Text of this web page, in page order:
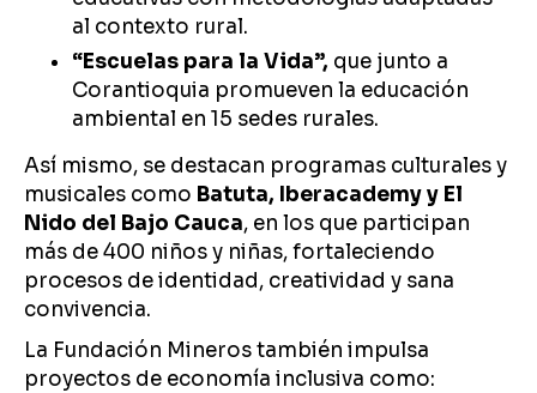
al contexto rural.
“Escuelas para la Vida”, que junto a
Corantioquia promueven la educación
ambiental en 15 sedes rurales.
Así mismo, se destacan programas culturales y
musicales como Batuta, Iberacademy y El
Nido del Bajo Cauca, en los que participan
más de 400 niños y niñas, fortaleciendo
procesos de identidad, creatividad y sana
convivencia.
La Fundación Mineros también impulsa
proyectos de economía inclusiva como: